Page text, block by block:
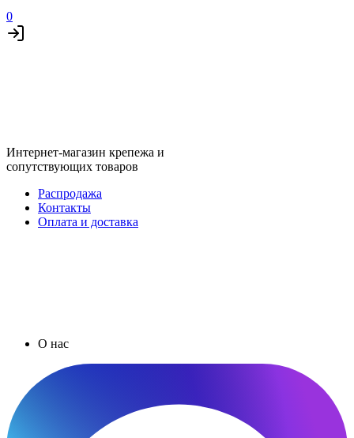
0
Интернет-магазин крепежа и
сопутствующих товаров
Распродажа
Контакты
Оплата и доставка
О нас